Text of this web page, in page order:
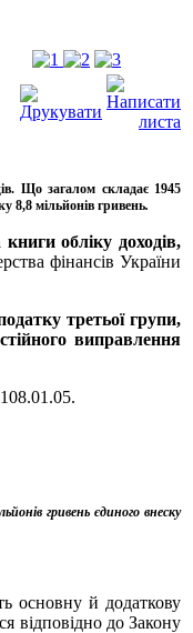
Що загалом складає 1945
8,8 мільйонів гривень.
обліку доходів,
фінансів України
третьої групи,
виправлення
гривень єдиного внеску
основну й додаткову
відповідно до Закону